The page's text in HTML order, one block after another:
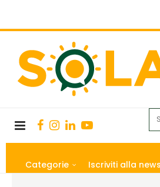
Categorie Iscriviti alla